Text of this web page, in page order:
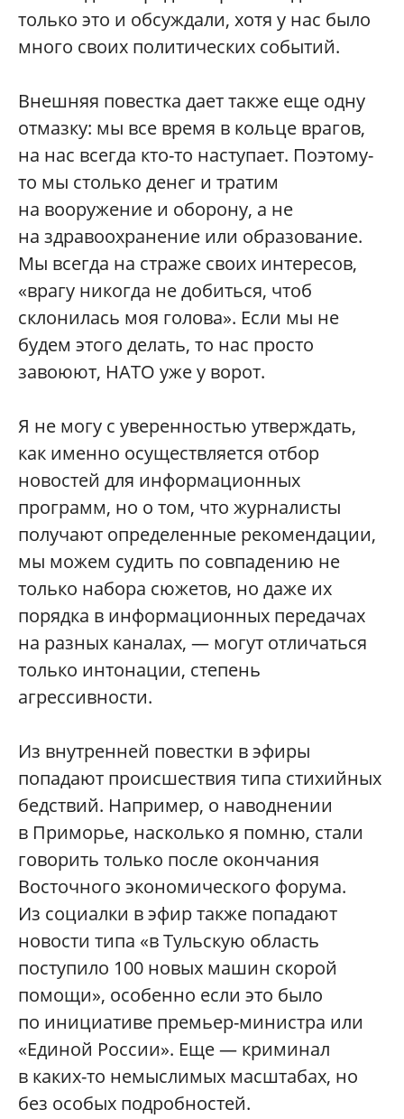
только это и обсуждали, хотя у нас было
много своих политических событий.
Внешняя повестка дает также еще одну
отмазку: мы все время в кольце врагов,
на нас всегда кто-то наступает. Поэтому-
то мы столько денег и тратим
на вооружение и оборону, а не
на здравоохранение или образование.
Мы всегда на страже своих интересов,
«врагу никогда не добиться, чтоб
склонилась моя голова». Если мы не
будем этого делать, то нас просто
завоюют, НАТО уже у ворот.
Я не могу с уверенностью утверждать,
как именно осуществляется отбор
новостей для информационных
программ, но о том, что журналисты
получают определенные рекомендации,
мы можем судить по совпадению не
только набора сюжетов, но даже их
порядка в информационных передачах
на разных каналах, — могут отличаться
только интонации, степень
агрессивности.
Из внутренней повестки в эфиры
попадают происшествия типа стихийных
бедствий. Например, о наводнении
в Приморье, насколько я помню, стали
говорить только после окончания
Восточного экономического форума.
Из социалки в эфир также попадают
новости типа «в Тульскую область
поступило 100 новых машин скорой
помощи», особенно если это было
по инициативе премьер-министра или
«Единой России». Еще — криминал
в каких-то немыслимых масштабах, но
без особых подробностей.